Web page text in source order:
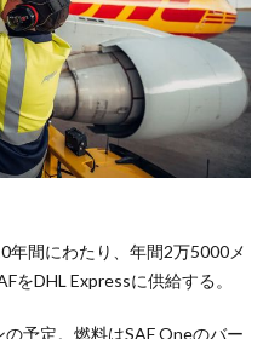
年間にわたり、年間2万5000メ
をDHL Expressに供給する。
予定。燃料はSAF Oneのバー